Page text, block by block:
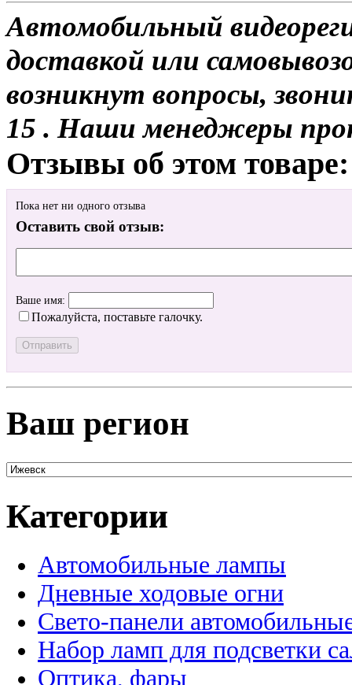
Автомобильный
доставкой или
возникнут вопросы,
15 . Наши менеджеры
Отзывы об этом товаре:
Пока нет ни одного отзыва
Оставить свой отзыв:
Ваше имя:
Пожалуйста, поставьте галочку.
Ваш регион
Категории
Автомобильные лампы
Дневные ходовые огни
Свето-панели
Набор ламп для подсветки
Оптика, фары